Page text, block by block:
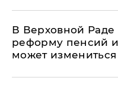
В Верховной Раде
реформу пенсий и
может измениться